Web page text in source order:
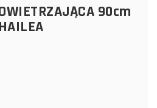
90cm
HAILEA